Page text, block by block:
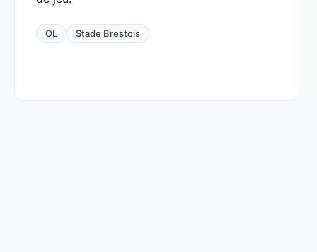
OL Stade Brestois